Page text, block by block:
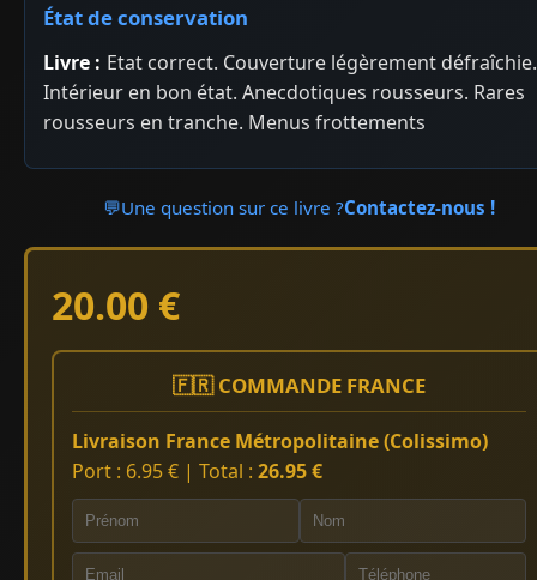
État de conservation
Livre : Etat correct. Couverture légèrement défraîchie.
Intérieur en bon état. Anecdotiques rousseurs. Rares
rousseurs en tranche. Menus frottements
💬Une question sur ce livre ?Contactez-nous !
20.00 €
🇫🇷 COMMANDE FRANCE
Livraison France Métropolitaine (Colissimo)
Port : 6.95 € | Total : 26.95 €